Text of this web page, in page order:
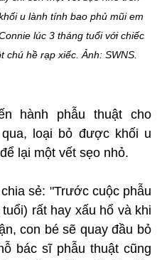
u lành tính bao phủ mũi em
lúc 3 tháng tuổi với chiếc
hề rạp xiếc. Ảnh: SWNS.
hành phẫu thuật cho
loại bỏ được khối u
lại một vết sẹo nhỏ.
sẻ: "Trước cuộc phẫu
rất hay xấu hổ và khi
con bé sẽ quay đầu bỏ
bác sĩ phẫu thuật cũng